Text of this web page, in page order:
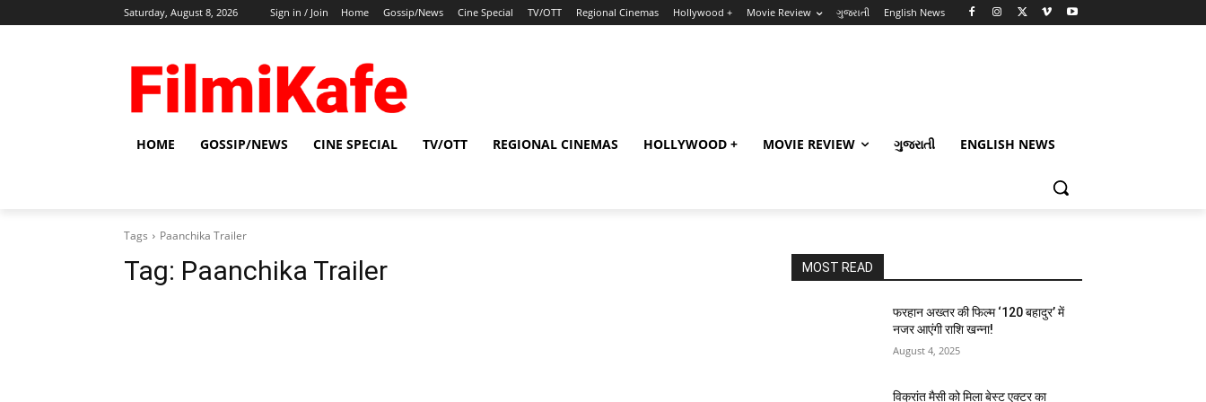
Saturday, August 8, 2026 Sign in / Join Home Gossip/News Cine Special TV/OTT Regional Cinemas Hollywood + Movie Review ગુજરાતી English News
HOME GOSSIP/NEWS CINE SPECIAL TV/OTT REGIONAL CINEMAS HOLLYWOOD + MOVIE REVIEW ગુજરાતી ENGLISH NEWS
Tags Paanchika Trailer
Tag: Paanchika Trailer MOST READ
फरहान अख्तर की फिल्म ‘120 बहादुर’ में
नजर आएंगी राशि खन्ना!
August 4, 2025
विक्रांत मैसी को मिला बेस्ट एक्टर का